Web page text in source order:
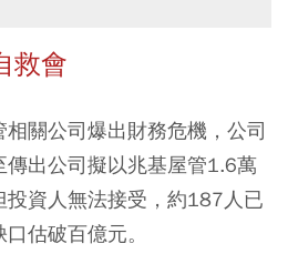
救會
關公司爆出財務危機，公司
出公司擬以兆基屋管1.6萬
資人無法接受，約187人已
估破百億元。